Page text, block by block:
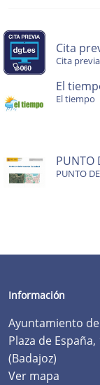
Cita
Cita
El
El tiempo
PUNTO
PUNTO
Información
Ayuntamiento
Plaza de
(Badajoz)
Ver mapa